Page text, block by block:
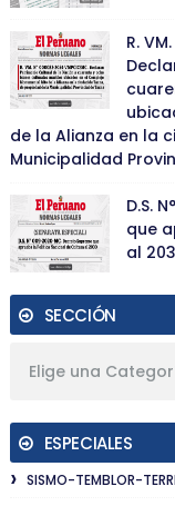
R.
de la Alianza en la
Municipalidad
D.S.
que
al
SECCIÓN
Elige una
ESPECIALES
SISMO-TEMBLOR-